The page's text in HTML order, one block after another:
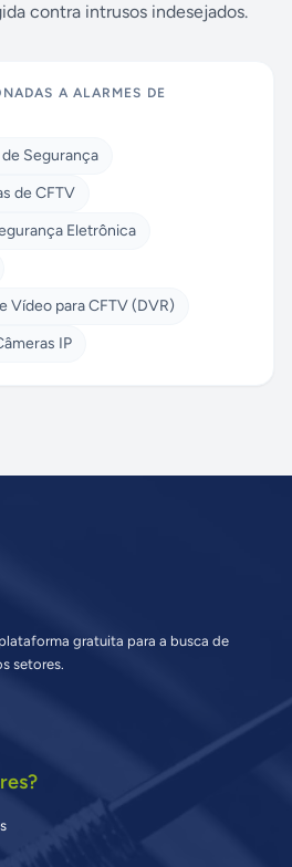
contra intrusos indesejados.
AALARMES DE
Segurança
de CFTV
Eletrônica
Vídeo para CFTV (DVR)
IP
gratuita para a busca de
setores.